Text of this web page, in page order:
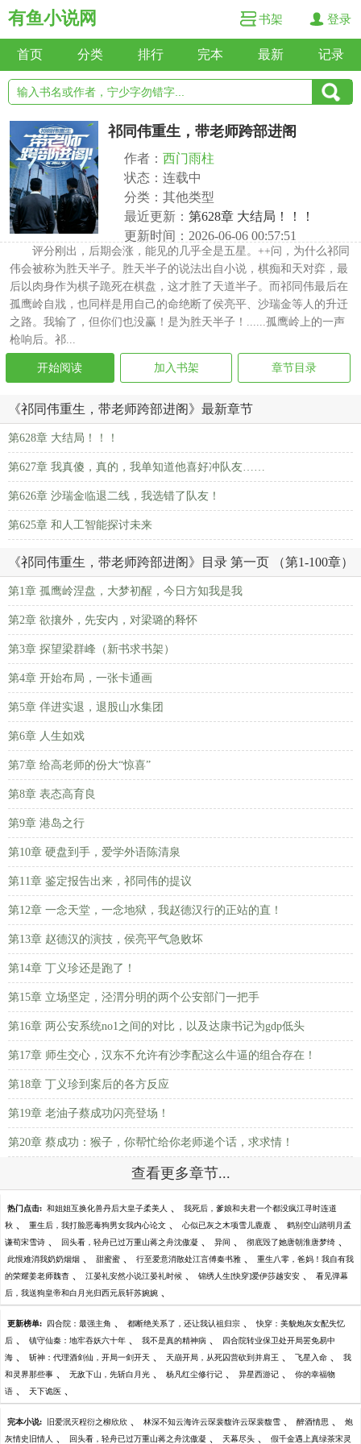
有鱼小说网 书架 登录
首页 分类 排行 完本 最新 记录
祁同伟重生，带老师跨部进阁
作者： 西门雨柱
状态：连载中
分类：其他类型
最近更新： 第628章 大结局！！！
更新时间：2026-06-06 00:57:51
评分刚出，后期会涨，能见的几乎全是五星。++问，为什么祁同
伟会被称为胜天半子。胜天半子的说法出自小说，棋痴和天对弈，最
后以肉身作为棋子跪死在棋盘，这才胜了天道半子。而祁同伟最后在
孤鹰岭自戕，也同样是用自己的命绝断了侯亮平、沙瑞金等人的升迁
之路。我输了，但你们也没赢！是为胜天半子！......孤鹰岭上的一声
枪响后。祁...
开始阅读 加入书架 章节目录
《祁同伟重生，带老师跨部进阁》最新章节
第628章 大结局！！！
第627章 我真傻，真的，我单知道他喜好冲队友……
第626章 沙瑞金临退二线，我选错了队友！
第625章 和人工智能探讨未来
《祁同伟重生，带老师跨部进阁》目录 第一页 （第1-100章）
第1章 孤鹰岭涅盘，大梦初醒，今日方知我是我
第2章 欲攘外，先安内，对梁璐的释怀
第3章 探望梁群峰（新书求书架）
第4章 开始布局，一张卡通画
第5章 佯进实退，退股山水集团
第6章 人生如戏
第7章 给高老师的份大“惊喜”
第8章 表态高育良
第9章 港岛之行
第10章 硬盘到手，爱学外语陈清泉
第11章 鉴定报告出来，祁同伟的提议
第12章 一念天堂，一念地狱，我赵德汉行的正站的直！
第13章 赵德汉的演技，侯亮平气急败坏
第14章 丁义珍还是跑了！
第15章 立场坚定，泾渭分明的两个公安部门一把手
第16章 两公安系统no1之间的对比，以及达康书记为gdp低头
第17章 师生交心，汉东不允许有沙李配这么牛逼的组合存在！
第18章 丁义珍到案后的各方反应
第19章 老油子蔡成功闪亮登场！
第20章 蔡成功：猴子，你帮忙给你老师递个话，求求情！
查看更多章节...
热门点击: 和姐姐互换化兽丹后大皇子柔美人 、 我死后，爹娘和夫君一个都没疯江寻时连道
秋 、 重生后，我打脸恶毒狗男女我内心论文 、 心似已灰之木项雪儿鹿鹿 、 鹤别空山踏明月孟
谦荀宋雪诗 、 回头看，轻舟已过万重山蒋之舟沈傲凝 、 异间 、 彻底毁了她唐朝淮唐梦绮 、
此恨难消我奶奶烟烟 、 甜蜜蜜 、 行至爱意消散处江言傅秦书雅 、 重生八零，爸妈！我自有我
的荣耀姜老师魏杳 、 江晏礼安然小说江晏礼时候 、 锦绣人生[快穿]爱伊莎越安安 、 看见弹幕
后，我送狗皇帝和白月光归西元辰轩苏婉婉 、
更新榜单: 四合院：最强主角 、 都断绝关系了，还让我认祖归宗 、 快穿：美貌炮灰女配失忆
后 、 镇守仙秦：地牢吞妖六十年 、 我不是真的精神病 、 四合院转业保卫处开局罢免易中
海 、 斩神：代理酒剑仙，开局一剑开天 、 天崩开局，从死囚营砍到并肩王 、 飞星入命 、 我
和灵界那些事 、 无敌下山，先斩白月光 、 杨凡红尘修行记 、 异星西游记 、 你的幸福物
语 、 天下诡医 、
完本小说: 旧爱泯灭程衍之柳欣欣 、 林深不知云海许云琛裴馥许云琛裴馥雪 、 醉酒情思 、 炮
灰情史旧情人 、 回头看，轻舟已过万重山蒋之舟沈傲凝 、 天幕尽头 、 假千金遇上真绿茶宋灵